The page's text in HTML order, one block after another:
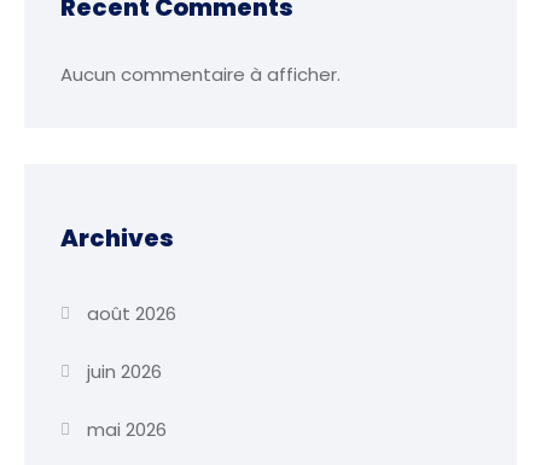
Recent Comments
Aucun commentaire à afficher.
Archives
août 2026
juin 2026
mai 2026